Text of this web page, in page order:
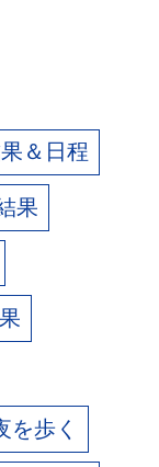
＆日程
果
を歩く